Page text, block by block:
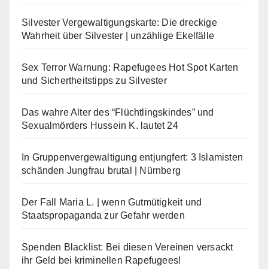
Silvester Vergewaltigungskarte: Die dreckige
Wahrheit über Silvester | unzählige Ekelfälle
Sex Terror Warnung: Rapefugees Hot Spot Karten
und Sichertheitstipps zu Silvester
Das wahre Alter des “Flüchtlingskindes” und
Sexualmörders Hussein K. lautet 24
In Gruppenvergewaltigung entjungfert: 3 Islamisten
schänden Jungfrau brutal | Nürnberg
Der Fall Maria L. | wenn Gutmütigkeit und
Staatspropaganda zur Gefahr werden
Spenden Blacklist: Bei diesen Vereinen versackt
ihr Geld bei kriminellen Rapefugees!